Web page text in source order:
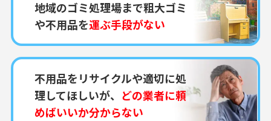
地域のゴミ処理場まで粗大ゴミ
や不用品を運ぶ手段がない
不用品をリサイクルや適切に処
理してほしいが、 どの業者に頼
めばいいか分からない